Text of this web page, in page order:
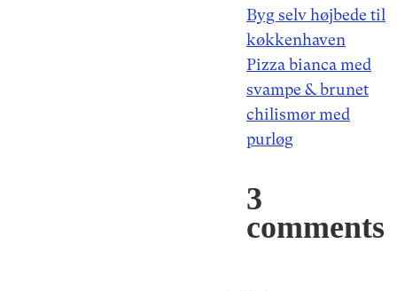
IndlægsnavigationByg selv højbede til
køkkenhaven
Pizza bianca med
svampe & brunet
chilismør med
purløg
3
comments